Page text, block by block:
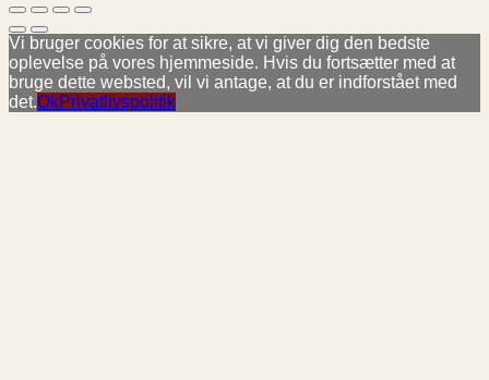
Vi bruger cookies for at sikre, at vi giver dig den bedste
oplevelse på vores hjemmeside. Hvis du fortsætter med at
bruge dette websted, vil vi antage, at du er indforstået med
det.OkPrivatlivspolitik